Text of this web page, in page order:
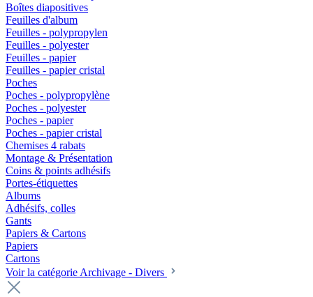
Boîtes diapositives
Feuilles d'album
Feuilles - polypropylen
Feuilles - polyester
Feuilles - papier
Feuilles - papier cristal
Poches
Poches - polypropylène
Poches - polyester
Poches - papier
Poches - papier cristal
Chemises 4 rabats
Montage & Présentation
Coins & points adhésifs
Portes-étiquettes
Albums
Adhésifs, colles
Gants
Papiers & Cartons
Papiers
Cartons
Voir la catégorie Archivage - Divers